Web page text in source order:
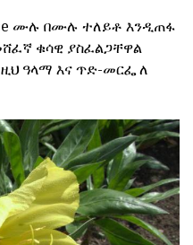
ሙሉ በሙሉ ተለይቶ እንዲጠፋ
ቁሳዊ ያስፈልጋቸዋል
ዓላማ እና ጥድ-መርፌ ለ